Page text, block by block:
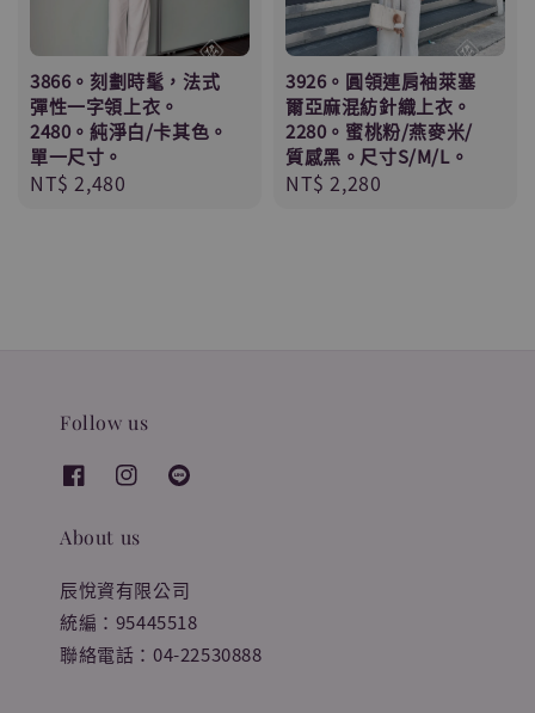
3866。刻劃時髦，法式
彈性一字領上衣。
2480。純淨白/卡其色。
單一尺寸。
Regular
NT$ 2,480
3926。圓領連肩袖萊塞
爾亞麻混紡針織上衣。
2280。蜜桃粉/燕麥米/
質感黑。尺寸S/M/L。
Regular
NT$ 2,280
Follow us
About us
辰悅資有限公司
統編：95445518
聯絡電話：04-22530888